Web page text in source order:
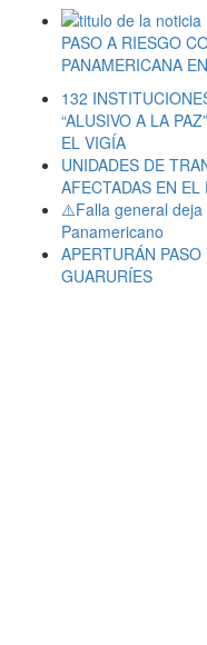
PASO A RIESGO
PANAMERICANA
132
“ALUSIVO A LA
EL VIGÍA
UNIDADES DE
AFECTADAS EN
⚠️Falla general deja
Panamericano
APERTURÁN
GUARURÍES